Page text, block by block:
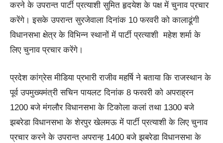
करने के उपरान्त पार्टी प्रत्याशी सुमित हृदयेश के पक्ष में चुनाव प्रचार
करेंगे। इसके उपरान्त सुरजेवाला दिनांक 10 फरवरी को कालाढूंगी
विधानसभा क्षेत्र के विभिन्न स्थानों में पार्टी प्रत्याशी महेश शर्मा के
लिए चुनाव प्रचार करेंगे।
प्रदेश कांग्रेस मीडिया प्रभारी राजीव महर्षि ने बताया कि राजस्थान के
पूर्व उपमुख्यमंत्री सचिन पायलट दिनांक 8 फरवरी को अपराह्रन
1200 बजे मंगलौर विधानसभा के टिकोला कलां तथा 1300 बजे
झबरेडा विधानसभा के शेरपुर खेलमऊ में पार्टी प्रत्याशी के लिए चुनाव
प्रचार करने के उपरान्त अपरान्ह 1400 बजे झबरेडा विधानसभा के